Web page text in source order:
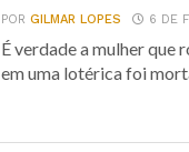
PORGILMAR LOPES 6 DE
É verdade a mulher que
em uma lotérica foi